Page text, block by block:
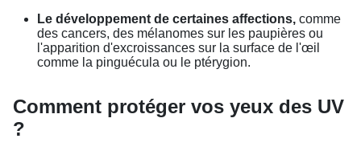
Le développement de certaines affections, comme
des cancers, des mélanomes sur les paupières ou
l'apparition d'excroissances sur la surface de l'œil
comme la pinguécula ou le ptérygion.
Comment protéger vos yeux des UV
?